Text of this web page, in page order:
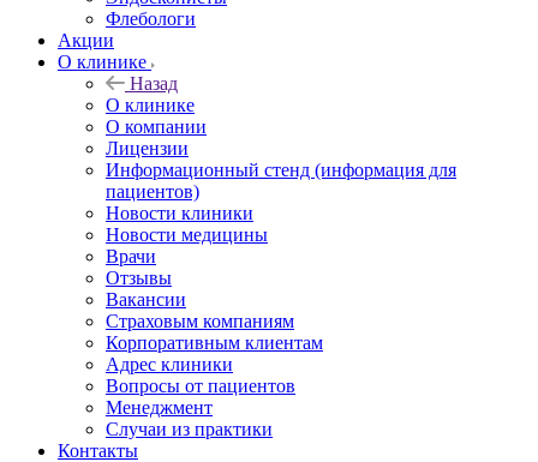
Флебологи
Акции
О клинике
Назад
О клинике
О компании
Лицензии
Информационный стенд (информация для
пациентов)
Новости клиники
Новости медицины
Врачи
Отзывы
Вакансии
Страховым компаниям
Корпоративным клиентам
Адрес клиники
Вопросы от пациентов
Менеджмент
Случаи из практики
Контакты